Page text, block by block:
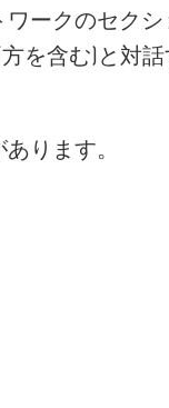
ークのセク
を含む)と対
ります。